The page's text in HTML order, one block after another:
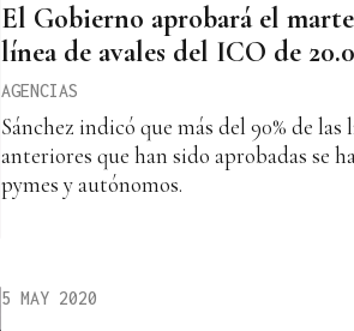
El Gobierno aprobará el
línea de avales del ICO de
AGENCIAS
Sánchez indicó que más del 90% de las
anteriores que han sido aprobadas se
pymes y autónomos.
5 MAY 2020